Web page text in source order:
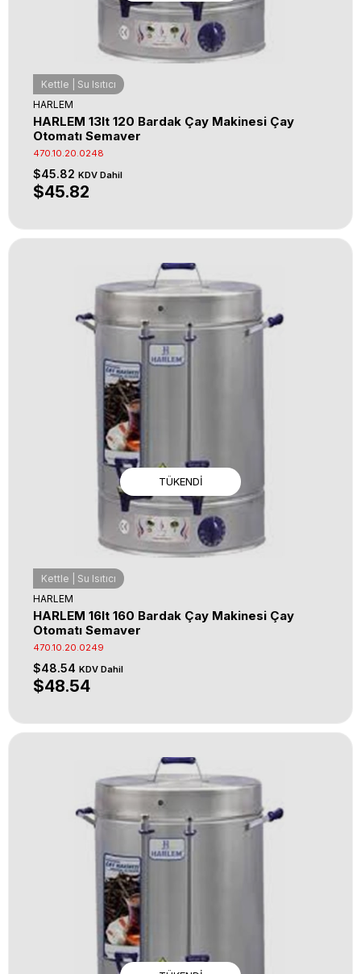
Kettle | Su Isıtıcı
HARLEM
HARLEM 13lt 120 Bardak Çay Makinesi Çay
Otomatı Semaver
470.10.20.0248
$45.82 KDV Dahil
$45.82
TÜKENDI
Kettle | Su Isıtıcı
HARLEM
HARLEM 16lt 160 Bardak Çay Makinesi Çay
Otomatı Semaver
470.10.20.0249
$48.54 KDV Dahil
$48.54